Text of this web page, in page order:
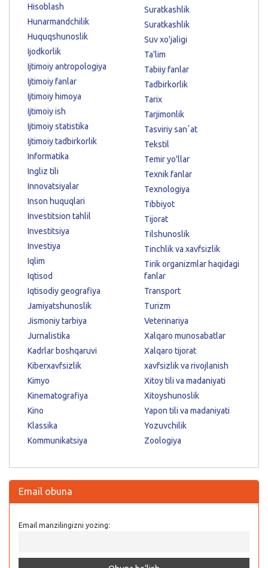
Hisoblash
Hunarmandchilik
Huquqshunoslik
Ijodkorlik
Ijtimoiy antropologiya
Ijtimoiy fanlar
Ijtimoiy himoya
Ijtimoiy ish
Ijtimoiy statistika
Ijtimoiy tadbirkorlik
Informatika
Ingliz tili
Innovatsiyalar
Inson huquqlari
Investitsion tahlil
Investitsiya
Investiya
Iqlim
Iqtisod
Iqtisodiy geografiya
Jamiyatshunoslik
Jismoniy tarbiya
Jurnalistika
Kadrlar boshqaruvi
Kiberxavfsizlik
Kimyo
Kinematografiya
Kino
Klassika
Kommunikatsiya
Suratkashlik
Suratkashlik
Suv xo'jaligi
Ta'lim
Tabiiy fanlar
Tadbirkorlik
Tarix
Tarjimonlik
Tasviriy sanʼat
Tekstil
Temir yo'llar
Texnik fanlar
Texnologiya
Tibbiyot
Tijorat
Tilshunoslik
Tinchlik va xavfsizlik
Tirik organizmlar haqidagi
fanlar
Transport
Turizm
Veterinariya
Xalqaro munosabatlar
Xalqaro tijorat
xavfsizlik va rivojlanish
Xitoy tili va madaniyati
Xitoyshunoslik
Yapon tili va madaniyati
Yozuvchilik
Zoologiya
Email obuna
Email manzilingizni yozing: